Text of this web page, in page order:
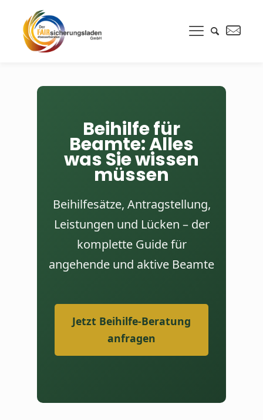
Beihilfe für
Beamte: Alles
was Sie wissen
müssen
Beihilfesätze, Antragstellung,
Leistungen und Lücken – der
komplette Guide für
angehende und aktive Beamte
Jetzt Beihilfe-Beratung
anfragen